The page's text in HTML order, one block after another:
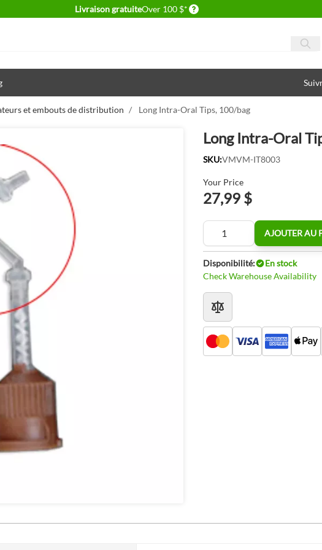
Livraison gratuiteOver 100 $* Delivery conditions
et embouts de distribution / Long Intra-Oral Tips, 100/bag
Long Intra-Oral
SKU:VMVM-IT8003
Your Price
27,99 $
Quantité
AJOUTER AU
Disponibilité:
En stock
Check Warehouse Availability